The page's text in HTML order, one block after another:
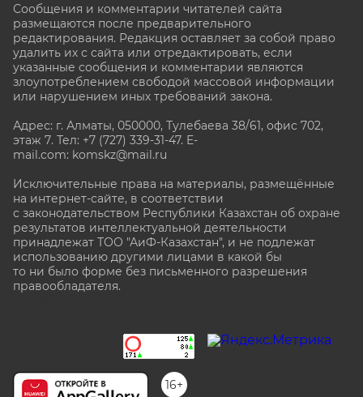
Сообщения и комментарии читателей сайта
размещаются после предварительного
редактирования. Редакция оставляет за собой право
удалить их с сайта или отредактировать, если
указанные сообщения и комментарии являются
злоупотреблением свободой массовой информации
или нарушением иных требований закона.
Адрес: г. Алматы, 050000, Тулебаева 38/61, офис 702,
этаж 7. Тел: +7 (727) 339-31-47. E-
mail.com: komskz@mail.ru
Исключительные права на материалы, размещённые
на интернет-сайте, в соответствии
с законодательством Республики Казахстан об охране
результатов интеллектуальной деятельности
принадлежат ТОО "АиФ-Казахстан", и не подлежат
использованию другими лицами в какой бы
то ни было форме без письменного разрешения
правообладателя.
16+